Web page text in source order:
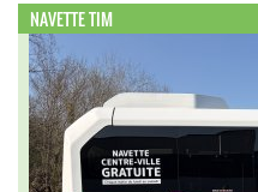
NAVETTE TIM